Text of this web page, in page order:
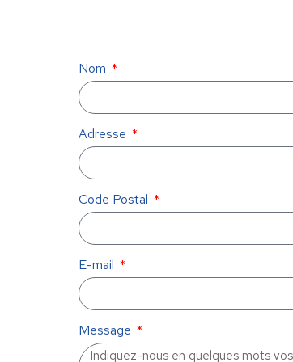
Nom
Adresse
Code Postal
E-mail
Message